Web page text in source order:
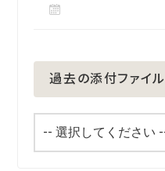
過去の添付ファイル